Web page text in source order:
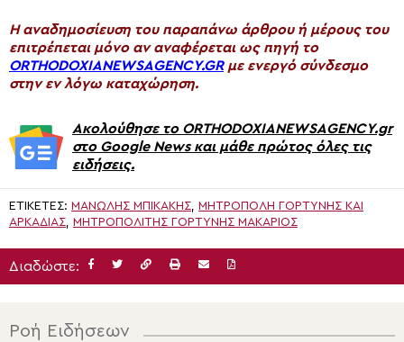
H αναδημοσίευση του παραπάνω άρθρου ή μέρους του
επιτρέπεται μόνο αν αναφέρεται ως πηγή το
ORTHODOXIANEWSAGENCY.GRμε ενεργό σύνδεσμο
στην εν λόγω καταχώρηση.
Ακολούθησε το ORTHODOXIANEWSAGENCY.gr
στο Google News και μάθε πρώτος όλες τις
ειδήσεις.
ΕΤΙΚΈΤΕΣ: ΜΑΝΏΛΗΣ ΜΠΙΚΆΚΗΣ, ΜΗΤΡΌΠΟΛΗ ΓΟΡΤΎΝΗΣ ΚΑΙ
ΑΡΚΑΔΊΑΣ, ΜΗΤΡΟΠΟΛΊΤΗΣ ΓΟΡΤΎΝΗΣ ΜΑΚΆΡΙΟΣ
Διαδώστε:
Ροή Ειδήσεων